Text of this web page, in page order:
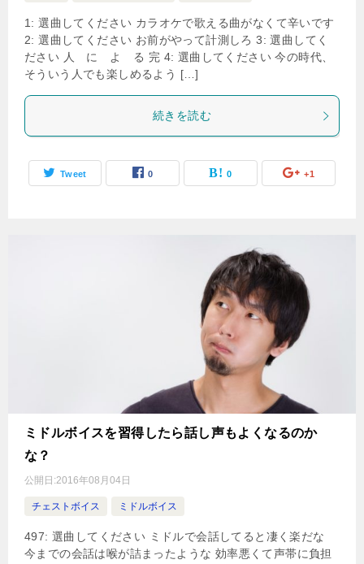
1: 選曲してください カラオケで歌える曲がなくて辛いです
2: 選曲してください お前がやって計測しろ 3: 選曲してく
ださい 人 に よ る 完 4: 選曲してください 今の時代、
そういう人でも楽しめるよう […]
続きを読む
Tweet 0 0 +1
ミドルボイスを習得したら話し声もよくなるのか
な？
公開日:2016年08月04日
チェストボイス ミドルボイス
497: 選曲してください ミドルで会話してると凄く楽だな
今までの会話は喉が詰まったような 効率悪くて声帯に負担